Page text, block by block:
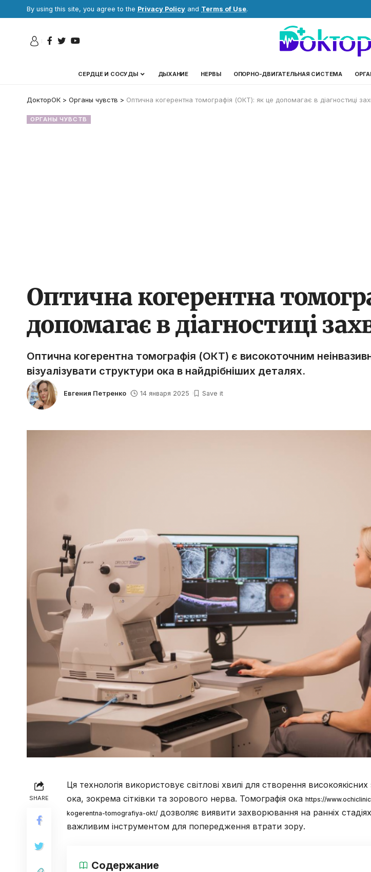
By using this site, you agree to the Privacy Policy and Terms of Use.
СЕРДЦЕ И СОСУДЫ ДЫХАНИЕ НЕРВЫ ОПОРНО-ДВИГАТЕЛЬНАЯ СИСТЕМА
ДокторОК > Органы чувств > Оптична когерентна томографія (ОКТ): як це допомагає в діагностиці
ОРГАНЫ ЧУВСТВ
Оптична когерентна
допомагає в діагностиці
Оптична когерентна томографія (ОКТ) є високоточним
візуалізувати структури ока в найдрібніших деталях.
Евгения Петренко 14 января 2025
SHARE
Ця технологія використовує світлові хвилі для створення
ока, зокрема сітківки та зорового нерва. Томографія ока https://
kogerentna-tomografiya-okt/ дозволяє виявити захворювання на ранніх
важливим інструментом для попередження втрати зору.
Содержание